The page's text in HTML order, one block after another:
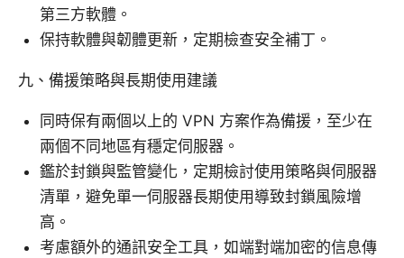
第三方軟體。
保持軟體與韌體更新，定期檢查安全補丁。
九、備援策略與長期使用建議
同時保有兩個以上的 VPN 方案作為備援，至少在
兩個不同地區有穩定伺服器。
鑑於封鎖與監管變化，定期檢討使用策略與伺服器
清單，避免單一伺服器長期使用導致封鎖風險增
高。
考慮額外的通訊安全工具，如端對端加密的信息傳